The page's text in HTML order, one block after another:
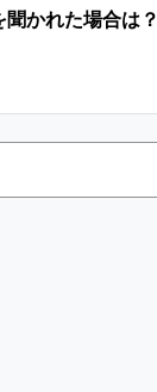
かれた場合は？